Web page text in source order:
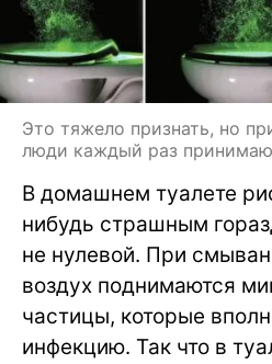
Это тяжело признать, но
люди каждый раз
В домашнем туалете
нибудь страшным
не нулевой. При
воздух поднимаются
частицы, которые
инфекцию. Так что в